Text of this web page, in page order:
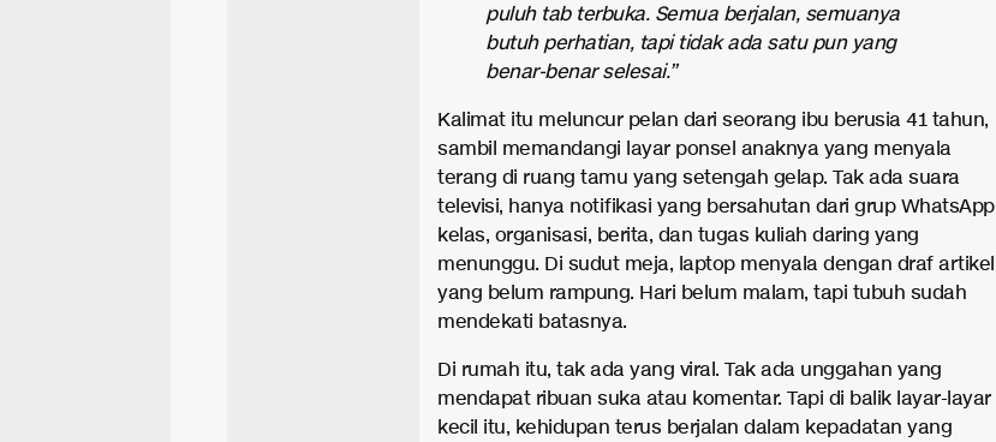
puluh tab terbuka. Semua berjalan, semuanya
butuh perhatian, tapi tidak ada satu pun yang
benar-benar selesai.”
Kalimat itu meluncur pelan dari seorang ibu berusia 41 tahun,
sambil memandangi layar ponsel anaknya yang menyala
terang di ruang tamu yang setengah gelap. Tak ada suara
televisi, hanya notifikasi yang bersahutan dari grup WhatsApp
kelas, organisasi, berita, dan tugas kuliah daring yang
menunggu. Di sudut meja, laptop menyala dengan draf artikel
yang belum rampung. Hari belum malam, tapi tubuh sudah
mendekati batasnya.
Di rumah itu, tak ada yang viral. Tak ada unggahan yang
mendapat ribuan suka atau komentar. Tapi di balik layar-layar
kecil itu, kehidupan terus berjalan dalam kepadatan yang